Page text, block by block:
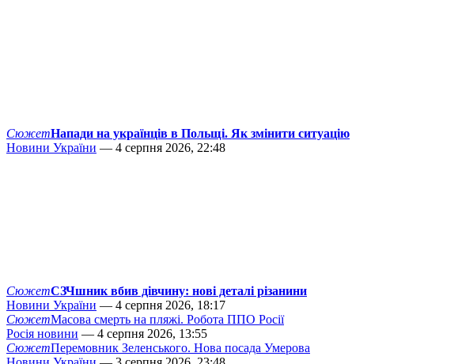
СюжетНапади на українців в Польщі. Як змінити ситуацію
Новини України — 4 серпня 2026, 22:48
СюжетСЗЧшник вбив дівчину: нові деталі різанини
Новини України — 4 серпня 2026, 18:17
СюжетМасова смерть на пляжі. Робота ППО Росії
Росія новини — 4 серпня 2026, 13:55
СюжетПеремовник Зеленського. Нова посада Умерова